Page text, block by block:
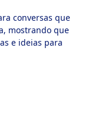
conversas que
mostrando que
e ideias para